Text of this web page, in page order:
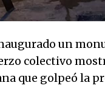
un
colectivo
que golpeó la